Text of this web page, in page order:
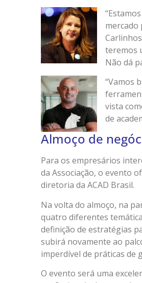
mercado
teremos
Não dá
“Vamos
vista
de
Almoço de
Para os empresários
da Associação, o evento
diretoria da ACAD Brasil.
Na volta do almoço, na
quatro diferentes
definição de estratégias
subirá novamente ao
imperdível de práticas de
O evento será uma